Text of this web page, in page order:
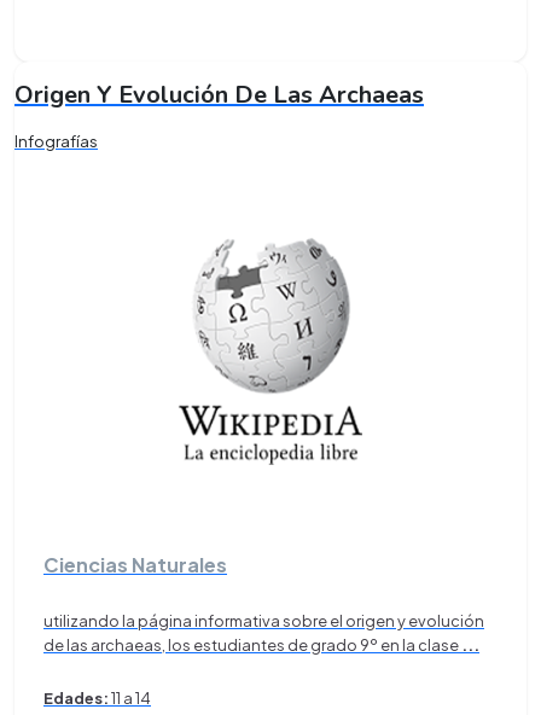
Origen Y Evolución De Las Archaeas
Infografías
Ciencias Naturales
utilizando la página informativa sobre el origen y evolución
de las archaeas, los estudiantes de grado 9º en la clase ...
Edades:11 a 14